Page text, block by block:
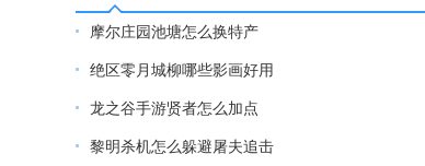
部落战线国际服中文版手游说明
让自己拥有更多的领地在不同的对战中你需
丰富的卡牌理所当然的带来了养成玩法让你
摩尔庄园池塘怎么换特产
绝区零月城柳哪些影画好用
龙之谷手游贤者怎么加点
黎明杀机怎么躲避屠夫追击